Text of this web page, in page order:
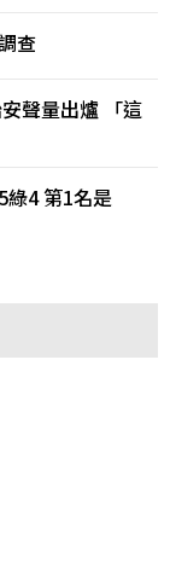
查
聲量出爐 「這
綠4 第1名是